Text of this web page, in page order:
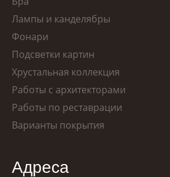
Лампы и канделябры
Фонари
Подсветки картин
Хрустальная коллекция
Работы с архитекторами
Работы по реставрации
Варианты покрытия
Адреса